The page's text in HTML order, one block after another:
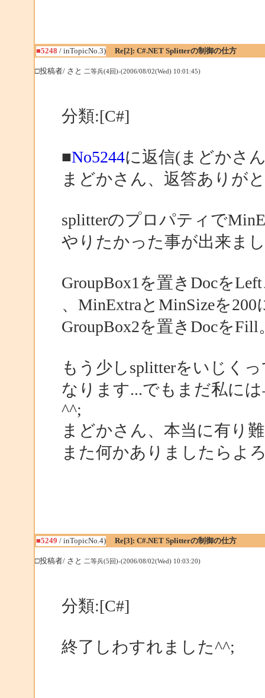
■5248 / inTopicNo.3) Re[2]: C#.NET Splitterの制御の仕方
□投稿者/ さと 二等兵(4回)-(2006/08/02(Wed) 10:01:45)
分類:[C#]
■No5244に返信(まどかさ
まどかさん、返答ありが
splitterのプロパティで
やりたかった事が出来ま
GroupBox1を置きDocを
、MinExtraとMinSizeを200
GroupBox2を置きDocをFill
もう少しsplitterをいじく
なります...でもまだ私に
^^;
まどかさん、本当に有り
また何かありましたらよ
■5249 / inTopicNo.4) Re[3]: C#.NET Splitterの制御の仕方
□投稿者/ さと 二等兵(5回)-(2006/08/02(Wed) 10:03:20)
分類:[C#]
終了しわすれました^^;